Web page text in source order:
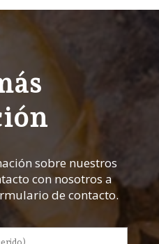
sobre nuestros
con nosotros a
de contacto.